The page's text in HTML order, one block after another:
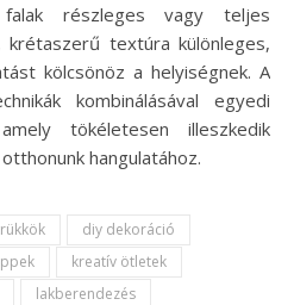
falak részleges vagy teljes
textúra különleges,
kölcsönöz a helyiségnek. A
kombinálásával egyedi
tökéletesen illeszkedik
hangulatához.
diy dekoráció
kreatív ötletek
lakberendezés